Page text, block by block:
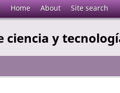
Home About Site search
ciencia y